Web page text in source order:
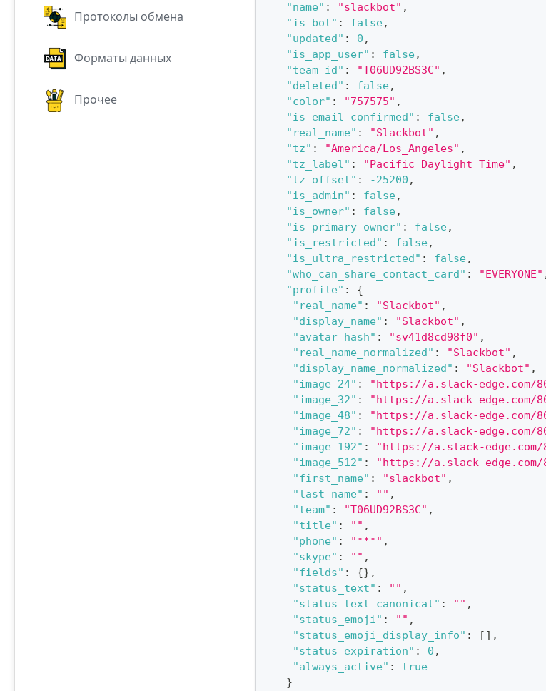
Протоколы обмена
Форматы данных
Прочее
"name" : "slackbot" ,
"is_bot" : false,
"updated" : 0 ,
"is_app_user" : false,
"team_id" : "T06UD92BS3C" ,
"deleted" : false,
"color" : "757575" ,
"is_email_confirmed" : false,
"real_name" : "Slackbot" ,
"tz" : "America/Los_Angeles" ,
"tz_label" : "Pacific Daylight Time" ,
"tz_offset" : -25200 ,
"is_admin" : false,
"is_owner" : false,
"is_primary_owner" : false,
"is_restricted" : false,
"is_ultra_restricted" : false,
"who_can_share_contact_card" : "EVERYONE"
"profile" :
{
"real_name" : "Slackbot" ,
"display_name" : "Slackbot" ,
"avatar_hash" : "sv41d8cd98f0" ,
"real_name_normalized" : "Slackbot" ,
"display_name_normalized" : "Slackbot" ,
"image_24" : "https://a.slack-edge.com/
"image_32" : "https://a.slack-edge.com/
"image_48" : "https://a.slack-edge.com/
"image_72" : "https://a.slack-edge.com/
"image_192" : "https://a.slack-edge.com/
"image_512" : "https://a.slack-edge.com/
"first_name" : "slackbot" ,
"last_name" : "" ,
"team" : "T06UD92BS3C" ,
"title" : "" ,
"phone" : "***" ,
"skype" : "" ,
"fields" : {} ,
"status_text" : "" ,
"status_text_canonical" : "" ,
"status_emoji" : "" ,
"status_emoji_display_info" : [ ] ,
"status_expiration" : 0 ,
"always_active" :
true
}